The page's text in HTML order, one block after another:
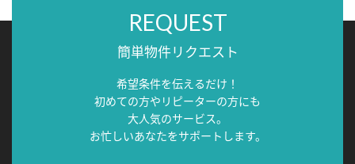
REQUEST
簡単物件リクエスト
希望条件を伝えるだけ！
初めての方やリピーターの方にも
大人気のサービス。
お忙しいあなたをサポートします。